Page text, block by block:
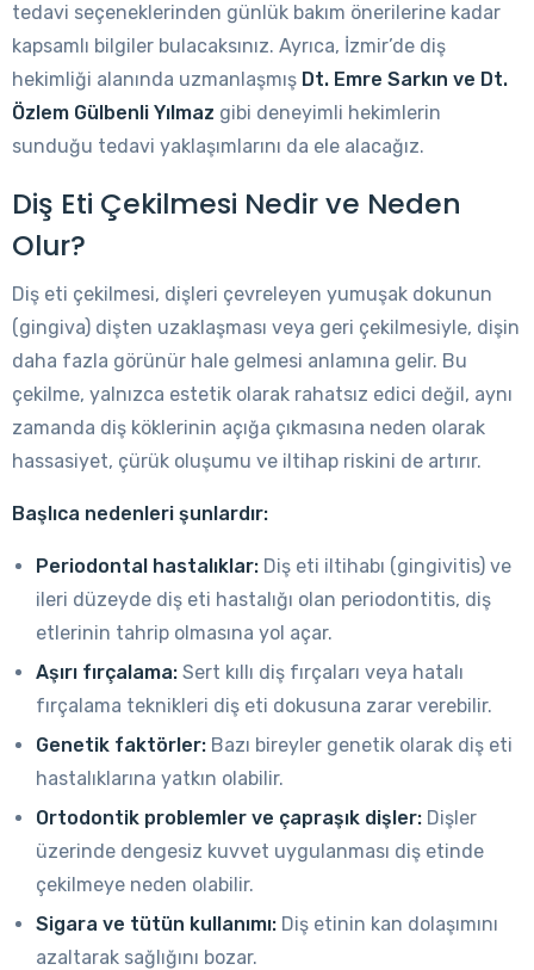
tedavi seçeneklerinden günlük bakım önerilerine kadar
kapsamlı bilgiler bulacaksınız. Ayrıca, İzmir’de diş
hekimliği alanında uzmanlaşmış Dt. Emre Sarkın ve Dt.
Özlem Gülbenli Yılmaz gibi deneyimli hekimlerin
sunduğu tedavi yaklaşımlarını da ele alacağız.
Diş Eti Çekilmesi Nedir ve Neden
Olur?
Diş eti çekilmesi, dişleri çevreleyen yumuşak dokunun
(gingiva) dişten uzaklaşması veya geri çekilmesiyle, dişin
daha fazla görünür hale gelmesi anlamına gelir. Bu
çekilme, yalnızca estetik olarak rahatsız edici değil, aynı
zamanda diş köklerinin açığa çıkmasına neden olarak
hassasiyet, çürük oluşumu ve iltihap riskini de artırır.
Başlıca nedenleri şunlardır:
Periodontal hastalıklar: Diş eti iltihabı (gingivitis) ve
ileri düzeyde diş eti hastalığı olan periodontitis, diş
etlerinin tahrip olmasına yol açar.
Aşırı fırçalama: Sert kıllı diş fırçaları veya hatalı
fırçalama teknikleri diş eti dokusuna zarar verebilir.
Genetik faktörler: Bazı bireyler genetik olarak diş eti
hastalıklarına yatkın olabilir.
Ortodontik problemler ve çapraşık dişler: Dişler
üzerinde dengesiz kuvvet uygulanması diş etinde
çekilmeye neden olabilir.
Sigara ve tütün kullanımı: Diş etinin kan dolaşımını
azaltarak sağlığını bozar.